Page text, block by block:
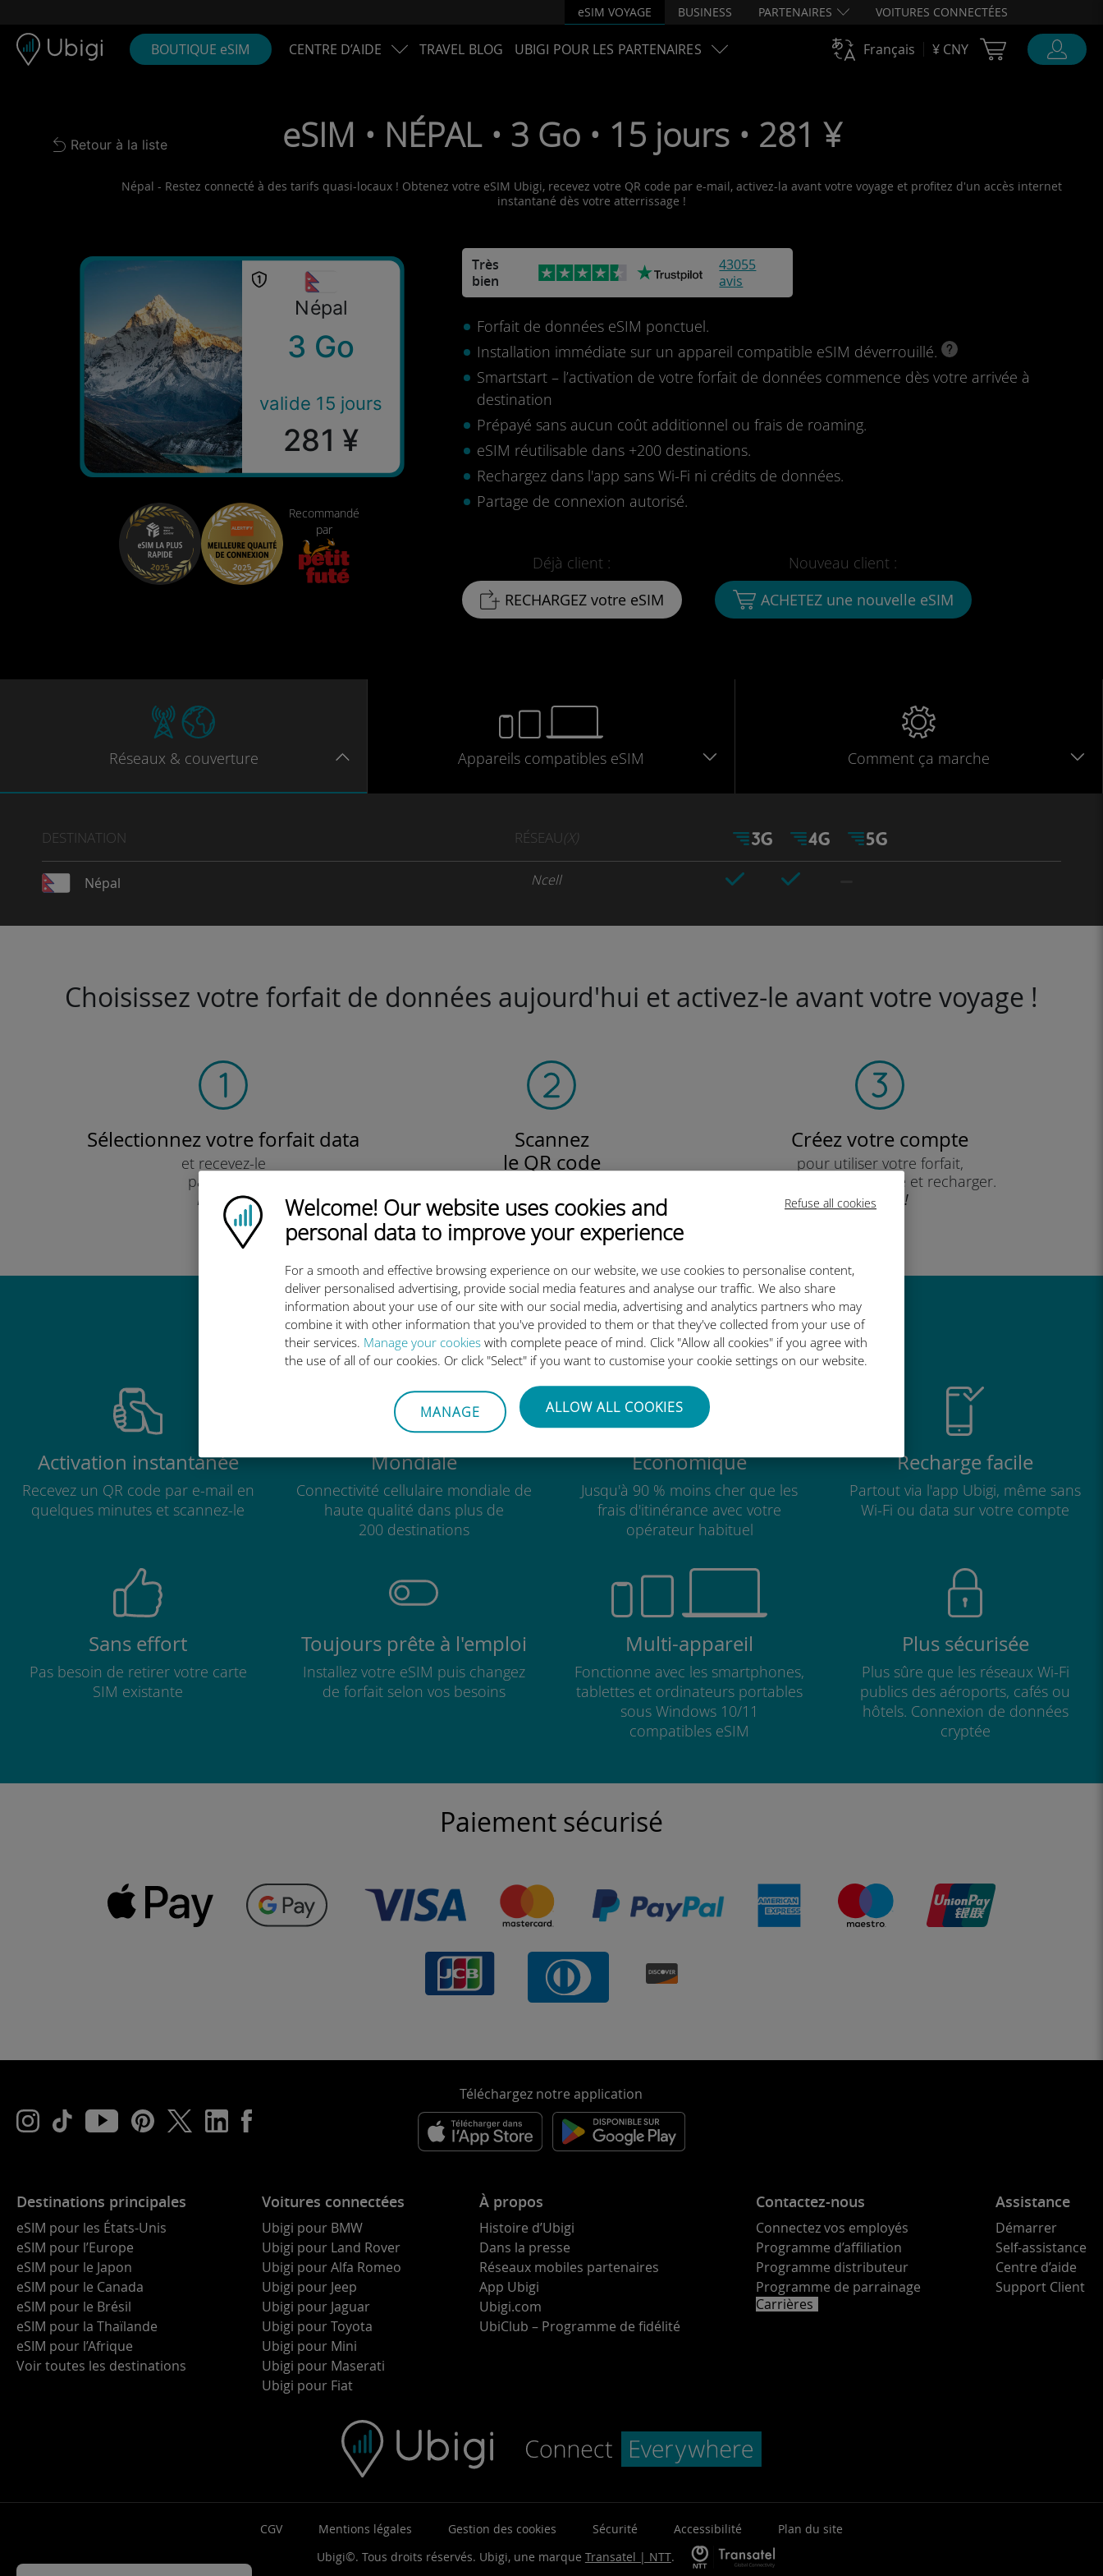
Refuse all cookies
Ubigi logo
Welcome! Our website uses cookies and
personal data to improve your experience
For a smooth and effective browsing experience on our website, we use cookies to personalise content,
deliver personalised advertising, provide social media features and analyse our traffic. We also share
information about your use of our site with our social media, advertising and analytics partners who may
combine it with other information that you've provided to them or that they've collected from your use of
their services. Manage your cookies with complete peace of mind. Click "Allow all cookies" if you agree with
the use of all of our cookies. Or click "Select" if you want to customise your cookie settings on our website.
MANAGE ALLOW ALL COOKIES
eSIM VOYAGE BUSINESS PARTENAIRES VOITURES CONNECTÉES
BOUTIQUE eSIM CENTRE D’AIDE TRAVEL BLOG UBIGI POUR LES PARTENAIRES Français ¥ CNY Cart Ubigi
Back to list
Retour à la liste eSIM • NÉPAL • 3 Go • 15 jours • 281 ¥
Népal - Restez connecté à des tarifs quasi-locaux ! Obtenez votre eSIM Ubigi, recevez votre QR code par e-mail, activez-la avant votre voyage et profitez d'un accès internet
instantané dès votre atterrissage !
Népal
3 Go
valide 15 jours
281 ¥
Recommandé
par
Très
bien
43055
avis
Forfait de données eSIM ponctuel.
Installation immédiate sur un appareil compatible eSIM déverrouillé.
Smartstart – l’activation de votre forfait de données commence dès votre arrivée à
destination
Prépayé sans aucun coût additionnel ou frais de roaming.
eSIM réutilisable dans +200 destinations.
Rechargez dans l'app sans Wi-Fi ni crédits de données.
Partage de connexion autorisé.
Déjà client :
RECHARGEZ votre eSIM
Nouveau client :
ACHETEZ une nouvelle eSIM
Réseaux & couverture Appareils compatibles eSIM Comment ça marche
DESTINATION RÉSEAU(X)
Népal Ncell
Choisissez votre forfait de données aujourd'hui et activez-le avant votre voyage !
Sélectionnez votre forfait data
et recevez-le
par e-mail.
Rapide !
Scannez
le QR code
et installer l'eSIM Ubigi.
Efficace !
Créez votre compte
pour utiliser votre forfait,
consulter votre solde et recharger.
Profitez !
Pourquoi l'eSIM internationale Ubigi est si bien
Activation instantanée
Recevez un QR code par e-mail en
quelques minutes et scannez-le
Mondiale
Connectivité cellulaire mondiale de
haute qualité dans plus de
200 destinations
Économique
Jusqu'à 90 % moins cher que les
frais d'itinérance avec votre
opérateur habituel
Recharge facile
Partout via l'app Ubigi, même sans
Wi-Fi ou data sur votre compte
Sans effort
Pas besoin de retirer votre carte
SIM existante
Toujours prête à l'emploi
Installez votre eSIM puis changez
de forfait selon vos besoins
Multi-appareil
Fonctionne avec les smartphones,
tablettes et ordinateurs portables
sous Windows 10/11
compatibles eSIM
Plus sécurisée
Plus sûre que les réseaux Wi-Fi
publics des aéroports, cafés ou
hôtels. Connexion de données
cryptée
Paiement sécurisé
Téléchargez notre application
Destinations principales
eSIM pour les États-Unis
eSIM pour l’Europe
eSIM pour le Japon
eSIM pour le Canada
eSIM pour le Brésil
eSIM pour la Thaïlande
eSIM pour l’Afrique
Voir toutes les destinations
Voitures connectées
Ubigi pour BMW
Ubigi pour Land Rover
Ubigi pour Alfa Romeo
Ubigi pour Jeep
Ubigi pour Jaguar
Ubigi pour Toyota
Ubigi pour Mini
Ubigi pour Maserati
Ubigi pour Fiat
À propos
Histoire d’Ubigi
Dans la presse
Réseaux mobiles partenaires
App Ubigi
Ubigi.com
UbiClub – Programme de fidélité
Contactez-nous
Connectez vos employés
Programme d’affiliation
Programme distributeur
Programme de parrainage
Carrières
Assistance
Démarrer
Self-assistance
Centre d’aide
Support Client
CGV Mentions légales Gestion des cookies Sécurité Accessibilité
Plan du site
Ubigi©. Tous droits réservés. Ubigi, une marque Transatel | NTT.